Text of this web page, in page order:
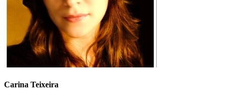
Carina Teixeira